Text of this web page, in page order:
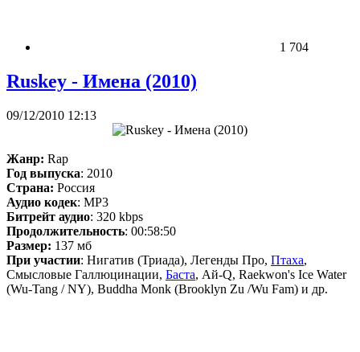
1 704
Ruskey - Имена (2010)
09/12/2010 12:13
Жанр: Rap
Год выпуска: 2010
Страна: Россия
Аудио кодек: MP3
Битрейт аудио: 320 kbps
Продолжительность: 00:58:50
Размер: 137 мб
При участии: Нигатив (Триада), Легенды Про, Птаха,
Смысловые Галлюцинации, Баста, Ай-Q, Raekwon's Ice Water
(Wu-Tang / NY), Buddha Monk (Brooklyn Zu /Wu Fam) и др.